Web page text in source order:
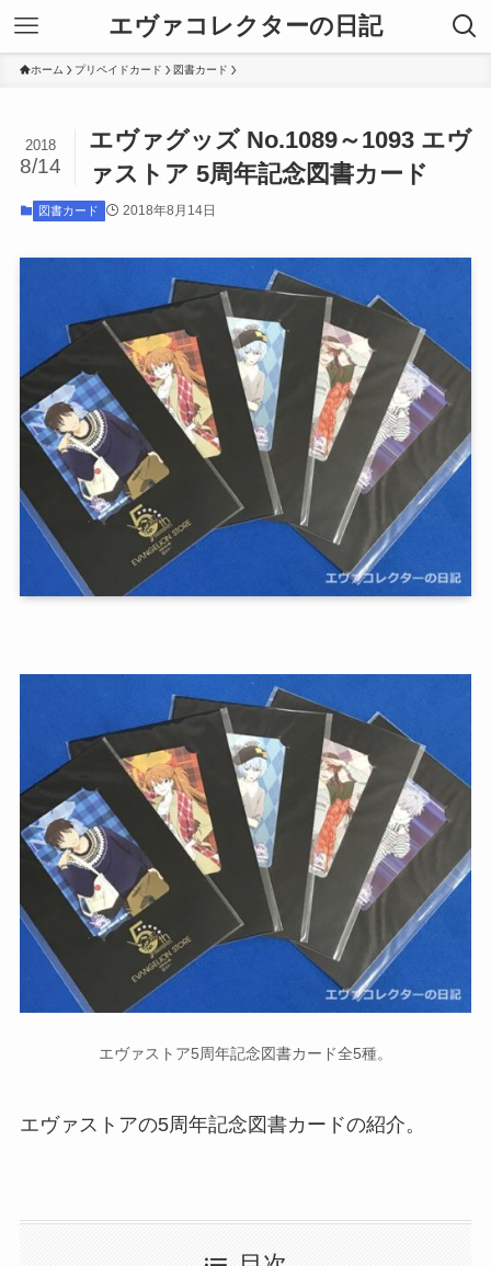
エヴァコレクターの日記
ホーム プリペイドカード 図書カード
エヴァグッズ No.1089～1093 エヴ
ァストア 5周年記念図書カード
2018
8/14
図書カード 2018年8月14日
エヴァストア5周年記念図書カード全5種。
エヴァストアの5周年記念図書カードの紹介。